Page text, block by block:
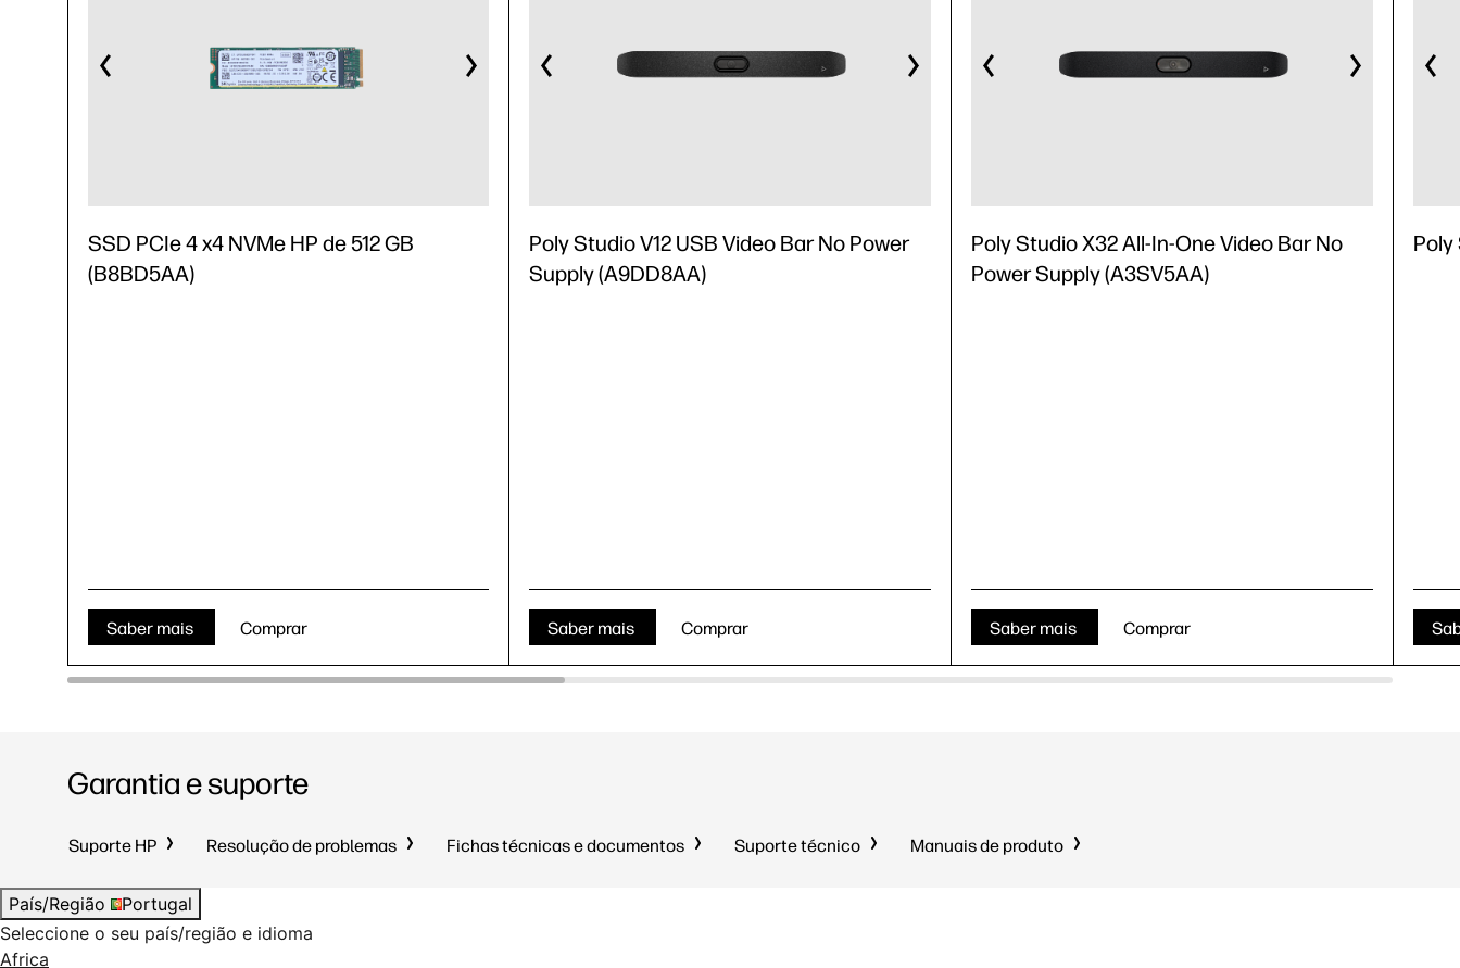
SSD PCIe 4 x4 NVMe HP de 512 GB
(B8BD5AA)
Saber mais Comprar
Poly Studio V12 USB Video Bar No Power
Supply (A9DD8AA)
Saber mais Comprar
Poly Studio X32 All-In-One Video Bar No
Power Supply (A3SV5AA)
Saber mais Comprar
Poly
Garantia e suporte
Suporte HP Resolução de problemas Fichas técnicas e documentos Suporte técnico Manuais de produto
País/Região
Portugal
Seleccione o seu país/região e idioma
Africa